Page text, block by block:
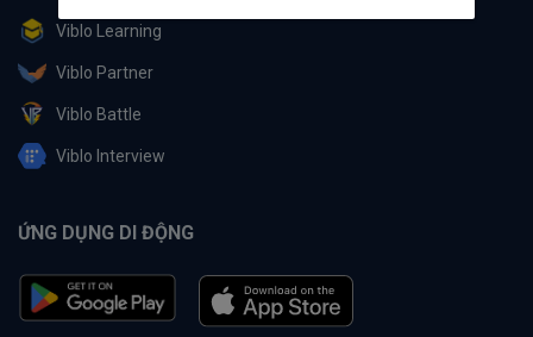
Viblo Learning
Viblo Partner
Viblo Battle
Viblo Interview
ỨNG DỤNG DI ĐỘNG